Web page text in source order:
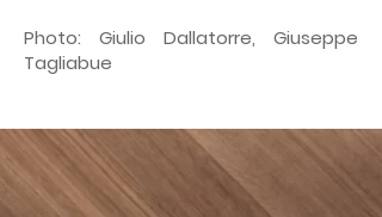
Photo: Giulio Dallatorre, Giuseppe
Tagliabue